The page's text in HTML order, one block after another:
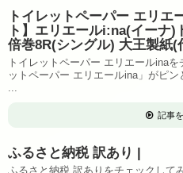
トイレットペーパー エリエ
ト】エリエールi:na(イーナ
倍巻8R(シングル) 大王製紙(
トイレットペーパー エリエールina
ットペーパー エリエールina」がピ
...
記事
ふるさと納税 訳あり |
ふるさと納税 訳ありをチェックして